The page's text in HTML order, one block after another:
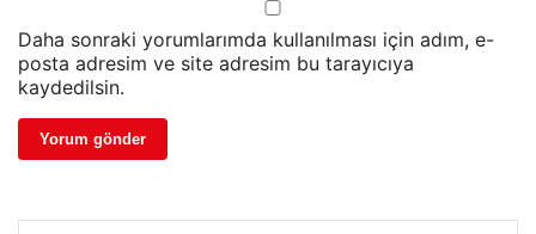
Daha sonraki yorumlarımda kullanılması için adım, e-
posta adresim ve site adresim bu tarayıcıya
kaydedilsin.